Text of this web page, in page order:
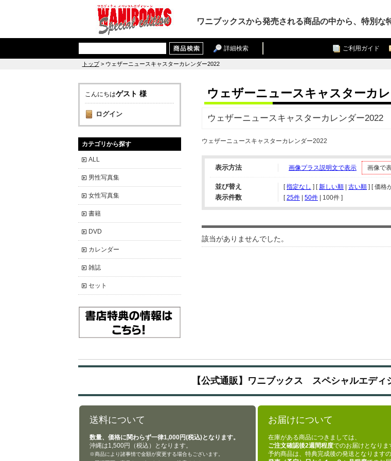
ワニブックスから発売される商品の中から、特別な
詳細検索 ご利用ガイド
トップ> ウェザーニュースキャスターカレンダー2022
こんにちはゲスト 様
ログイン
カテゴリから探す
ALL
男性写真集
女性写真集
書籍
DVD
カレンダー
雑誌
セット
ウェザーニュースキャスターカ
ウェザーニュースキャスターカレンダー2022
ウェザーニュースキャスターカレンダー2022
表示方法 画像プラス説明文で表示 画像で
並び替え [指定なし ] [新しい順 古い順 ] [ 価格
表示件数 [ 25件 50件 100件 ]
該当がありませんでした。
【公式通販】ワニブックス スペシャルエディ
送料について
数量、価格に関わらず一律1,000円(税込)となります。
沖縄は1,500円（税込）となります。
※商品により諸事情で金額が変更する場合もございます。
お届けについて
在庫がある商品につきましては、
ご注文確認後2週間程度でのお届けとなりま
予約商品は、特典完成後の発送となりますの